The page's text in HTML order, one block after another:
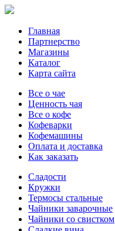
Главная
Партнерство
Магазины
Каталог
Карта сайта
Все о чае
Ценность чая
Все о кофе
Кофеварки
Кофемашины
Оплата и доставка
Как заказать
Сладости
Кружки
Термосы стальные
Чайники заварочные
Чайники со свистком